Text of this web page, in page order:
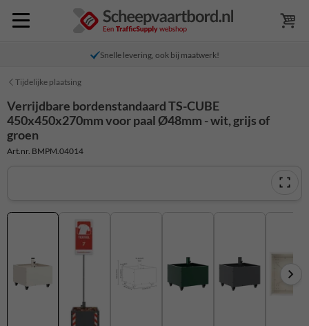
Snelle levering, ook bij maatwerk!
Tijdelijke plaatsing
Verrijdbare bordenstandaard TS-CUBE
450x450x270mm voor paal Ø48mm - wit, grijs of
groen
Art.nr. BMPM.04014